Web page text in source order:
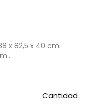
x 82,5 x 40 cm
Cantidad